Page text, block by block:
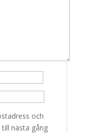
och
nästa gång